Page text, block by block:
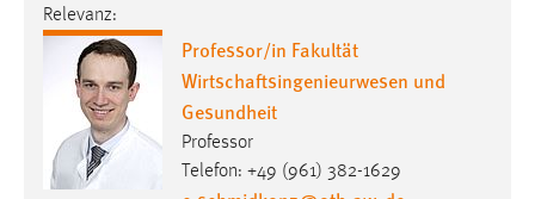
Relevanz:
Professor/in Fakultät
Wirtschaftsingenieurwesen und
Gesundheit
Professor
Telefon: +49 (961) 382-1629